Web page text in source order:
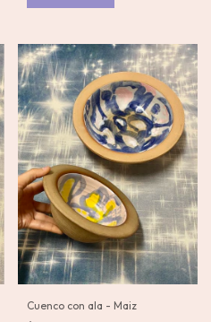
Cuenco con ala - Maiz